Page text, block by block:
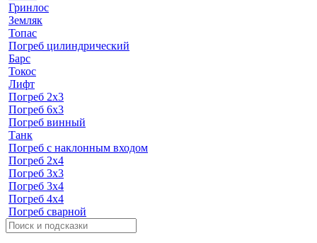
Гринлос
Земляк
Топас
Погреб цилиндрический
Барс
Токос
Лифт
Погреб 2х3
Погреб 6х3
Погреб винный
Танк
Погреб с наклонным входом
Погреб 2х4
Погреб 3х3
Погреб 3х4
Погреб 4х4
Погреб сварной